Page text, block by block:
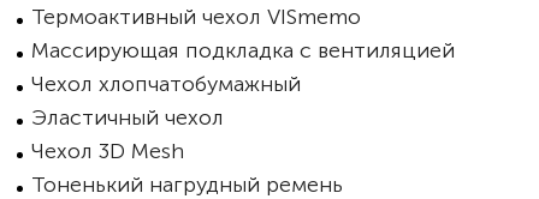
Термоактивный чехол VISmemo
Массирующая подкладка с вентиляцией
Чехол хлопчатобумажный
Эластичный чехол
Чехол 3D Mesh
Тоненький нагрудный ремень